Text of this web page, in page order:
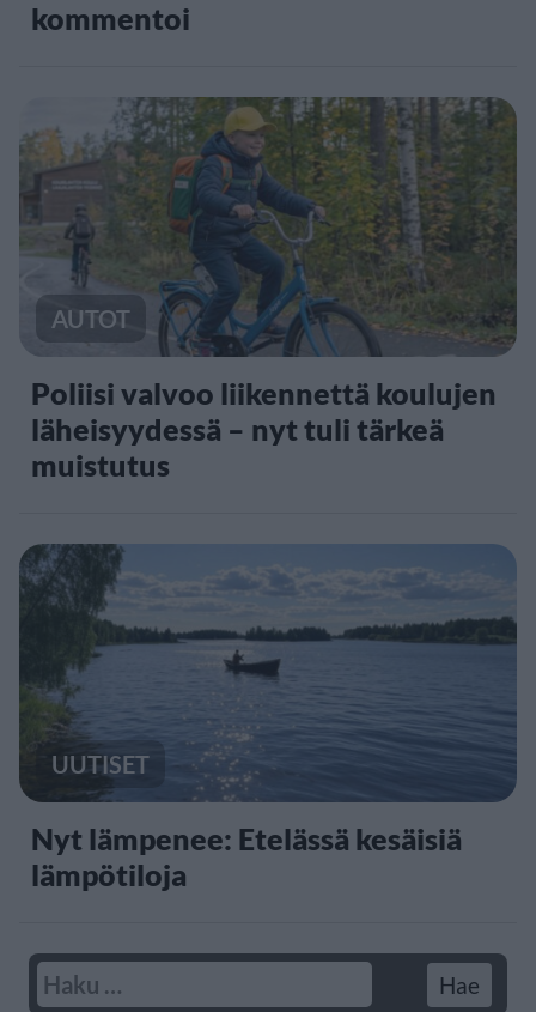
kommentoi
AUTOT
Poliisi valvoo liikennettä koulujen
läheisyydessä – nyt tuli tärkeä
muistutus
UUTISET
Nyt lämpenee: Etelässä kesäisiä
lämpötiloja